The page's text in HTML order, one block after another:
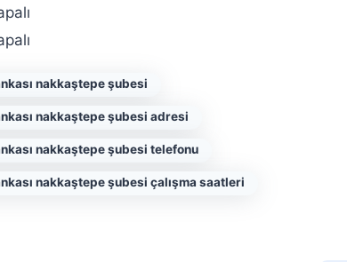
nakkaştepe şubesi
nakkaştepe şubesi adresi
nakkaştepe şubesi telefonu
nakkaştepe şubesi çalışma saatleri